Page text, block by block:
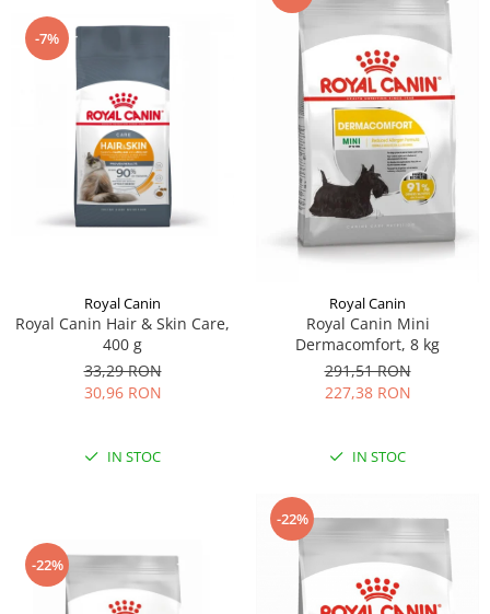
-7%
Royal Canin
Royal Canin Hair & Skin Care,
400 g
33,29 RON
30,96 RON
IN STOC
Royal Canin
Royal Canin Mini
Dermacomfort, 8 kg
291,51 RON
227,38 RON
IN STOC
-22%
-22%